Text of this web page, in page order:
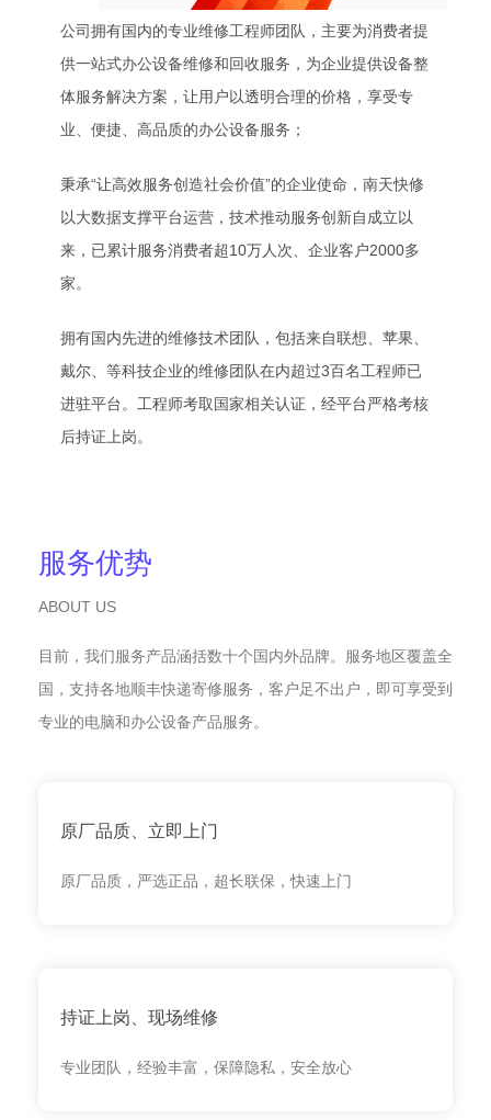
公司拥有国内的专业维修工程师团队，主要为消费者提
供一站式办公设备维修和回收服务，为企业提供设备整
体服务解决方案，让用户以透明合理的价格，享受专
业、便捷、高品质的办公设备服务；
秉承“让高效服务创造社会价值”的企业使命，南天快修
以大数据支撑平台运营，技术推动服务创新自成立以
来，已累计服务消费者超10万人次、企业客户2000多
家。
拥有国内先进的维修技术团队，包括来自联想、苹果、
戴尔、等科技企业的维修团队在内超过3百名工程师已
进驻平台。工程师考取国家相关认证，经平台严格考核
后持证上岗。
服务优势
ABOUT US
目前，我们服务产品涵括数十个国内外品牌。服务地区覆盖全
国，支持各地顺丰快递寄修服务，客户足不出户，即可享受到
专业的电脑和办公设备产品服务。
原厂品质、立即上门
原厂品质，严选正品，超长联保，快速上门
持证上岗、现场维修
专业团队，经验丰富，保障隐私，安全放心